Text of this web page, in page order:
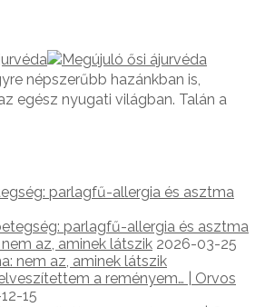
népszerűbb hazánkban is,
egész nyugati világban. Talán a
parlagfű-allergia és asztma
az, aminek látszik 2026-03-25
a reményem… | Orvos
15